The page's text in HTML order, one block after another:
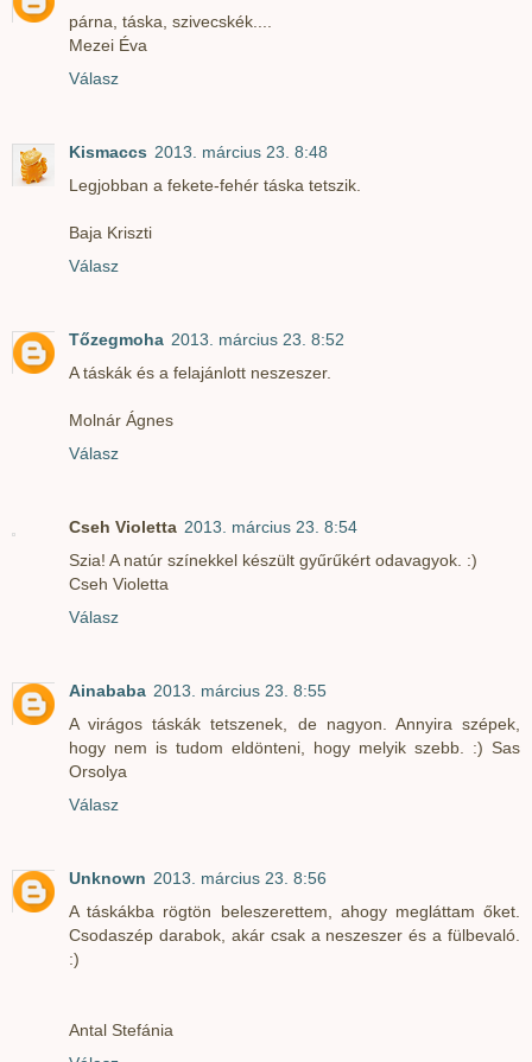
párna, táska, szivecskék....
Mezei Éva
Válasz
Kismaccs 2013. március 23. 8:48
Legjobban a fekete-fehér táska tetszik.
Baja Kriszti
Válasz
Tőzegmoha 2013. március 23. 8:52
A táskák és a felajánlott neszeszer.
Molnár Ágnes
Válasz
Cseh Violetta 2013. március 23. 8:54
Szia! A natúr színekkel készült gyűrűkért odavagyok. :)
Cseh Violetta
Válasz
Ainababa 2013. március 23. 8:55
A virágos táskák tetszenek, de nagyon. Annyira szépek,
hogy nem is tudom eldönteni, hogy melyik szebb. :) Sas
Orsolya
Válasz
Unknown 2013. március 23. 8:56
A táskákba rögtön beleszerettem, ahogy megláttam őket.
Csodaszép darabok, akár csak a neszeszer és a fülbevaló.
:)
Antal Stefánia